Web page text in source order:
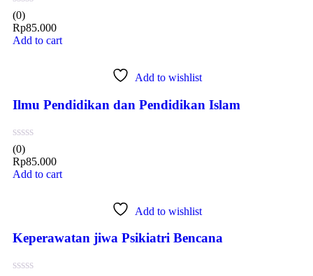
(0)
Rp85.000
Add to cart
Add to wishlist
Ilmu Pendidikan dan Pendidikan Islam
(0)
Rp85.000
Add to cart
Add to wishlist
Keperawatan jiwa Psikiatri Bencana